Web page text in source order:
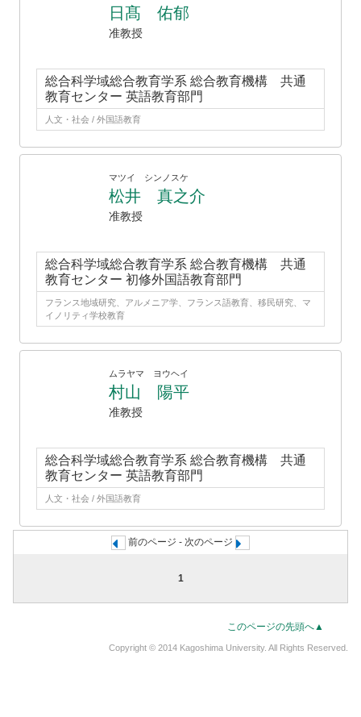
日髙 佑郁
准教授
総合科学域総合教育学系 総合教育機構 共通
教育センター 英語教育部門
人文・社会 / 外国語教育
マツイ シンノスケ
松井 真之介
准教授
総合科学域総合教育学系 総合教育機構 共通
教育センター 初修外国語教育部門
フランス地域研究、アルメニア学、フランス語教育、移民研究、マ
イノリティ学校教育
ムラヤマ ヨウヘイ
村山 陽平
准教授
総合科学域総合教育学系 総合教育機構 共通
教育センター 英語教育部門
人文・社会 / 外国語教育
前のページ - 次のページ
1
このページの先頭へ▲
Copyright © 2014 Kagoshima University. All Rights Reserved.